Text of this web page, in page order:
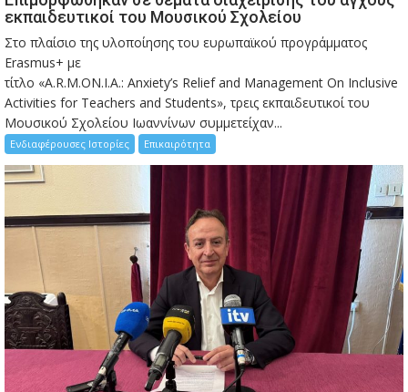
εκπαιδευτικοί του Μουσικού Σχολείου
Στο πλαίσιο της υλοποίησης του ευρωπαϊκού προγράμματος
Erasmus+ με
τίτλο «A.R.M.ON.I.A.: Anxiety’s Relief and Management On Inclusive
Activities for Teachers and Students», τρεις εκπαιδευτικοί του
Μουσικού Σχολείου Ιωαννίνων συμμετείχαν...
Ενδιαφέρουσες Ιστορίες Επικαιρότητα